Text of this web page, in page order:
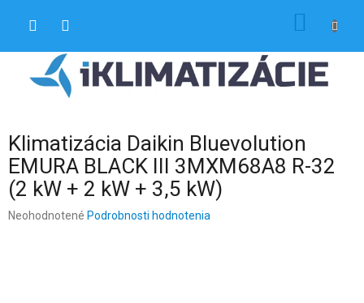
Klimatizácia Daikin Bluevolution
EMURA BLACK III 3MXM68A8 R-32
(2 kW + 2 kW + 3,5 kW)
Priemerné
Neohodnotené Podrobnosti hodnotenia